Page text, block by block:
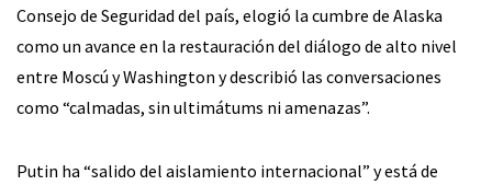
Consejo de Seguridad del país, elogió la cumbre de Alaska
como un avance en la restauración del diálogo de alto nivel
entre Moscú y Washington y describió las conversaciones
como “calmadas, sin ultimátums ni amenazas”.
Putin ha “salido del aislamiento internacional” y está de